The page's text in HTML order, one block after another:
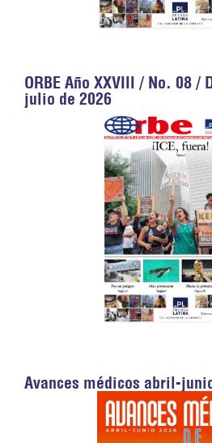
ORBE Año XXVIII / No. 08 /
julio de 2026
Avances médicos abril-